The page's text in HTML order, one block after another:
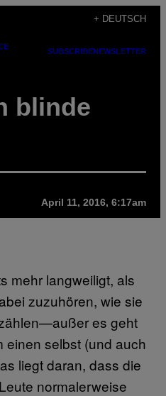
+ DEUTSCH
SUBSCRIBENEWSLETTER
blinde
April 11, 2016, 6:17am
mehr langweiligt, als
zuzuhören, wie sie
es geht
einen selbst (und auch
liegt daran, dass die
normalerweise